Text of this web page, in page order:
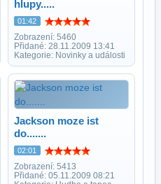
hlupy.....
01:42
Zobrazení: 5460
Přidané: 28.11.2009 13:41
Kategorie: Novinky a události
Jackson moze ist
do.......
02:01
Zobrazení: 5413
Přidané: 05.11.2009 08:21